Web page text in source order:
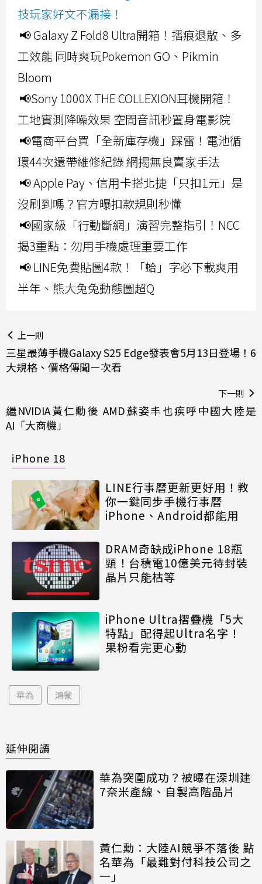
技玩家好文不漏接！
📢 Galaxy Z Fold8 Ultra開箱！摺痕退散、多
工效能 同時爽玩Pokemon GO、Pikmin
Bloom
📢Sony 1000X THE COLLEXION耳機開箱！
工地實測降噪效果 空間音訊秒置身電影院
📢電商平台買「全新庫存機」踩雷！電池循
環44次還帶維修紀錄 網揭無良賣家手法
📢 Apple Pay、信用卡搭北捷「只扣1元」是
沒刷到嗎？官方曝扣款規則秒懂
📢國家級「行動斷網」演習完整指引！NCC
揭3重點：勿用手機處理重要工作
📢 LINE免費貼圖4款！「蛤」字必下載爽用
半年、熊大兔兔動態圖超Q
上一則
三星最薄手機Galaxy S25 Edge發表會5月13日登場！6
大規格、價格傳聞ㄧ次看
下一則
繼NVIDIA黃仁勳後 AMD蘇姿丰也疾呼中國大陸是
AI「大商機」
iPhone 18
LINE行事曆更新更好用！教
你一鍵同步手機行事曆
iPhone、Android都能用
DRAM奇缺成iPhone 18瓶
頸！台積電10億美元待封裝
晶片只能枯等
iPhone Ultra摺疊機「5大
特點」配得起Ultra名字！
果粉看完更心動
華為 鴻蒙
延伸閱讀
華為突圍成功？被曝在深圳建
7奈米產線、自製高階晶片
黃仁勳：大陸AI競爭不落後 點
名華為「最難對付科技公司之
一」